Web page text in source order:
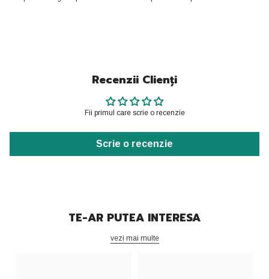
Recenzii Clienți
Fii primul care scrie o recenzie
Scrie o recenzie
TE-AR PUTEA INTERESA
vezi mai multe